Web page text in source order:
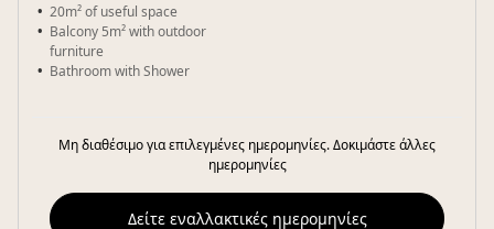
20m² of useful space
Balcony 5m² with outdoor
furniture
Bathroom with Shower
Μη διαθέσιμο για επιλεγμένες ημερομηνίες. Δοκιμάστε άλλες
ημερομηνίες
Δείτε εναλλακτικές ημερομηνίες